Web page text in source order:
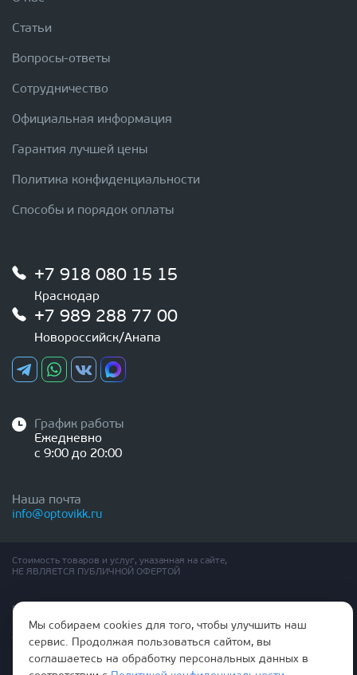
Статьи
Вопросы-ответы
Сотрудничество
Официальная информация
Гарантия лучшей цены
Политика конфиденциальности
Способы и порядок оплаты
+7 918 080 15 15
Краснодар
+7 989 288 77 00
Новороссийск/Анапа
График работы
Ежедневно
с 9:00 до 20:00
Наша почта
info@optovikk.ru
Стоимость товаров и услуг, указанная на сайте,
НЕ ЯВЛЯЕТСЯ ПУБЛИЧНОЙ ОФЕРТОЙ
Правила эксплутации входных и межкомнатных дверей
Политика обработки персональных данных
Согласие на обработку персональных данных
Мы собираем cookies для того, чтобы улучшить наш
сервис. Продолжая пользоваться сайтом, вы
соглашаетесь на обработку персональных данных в